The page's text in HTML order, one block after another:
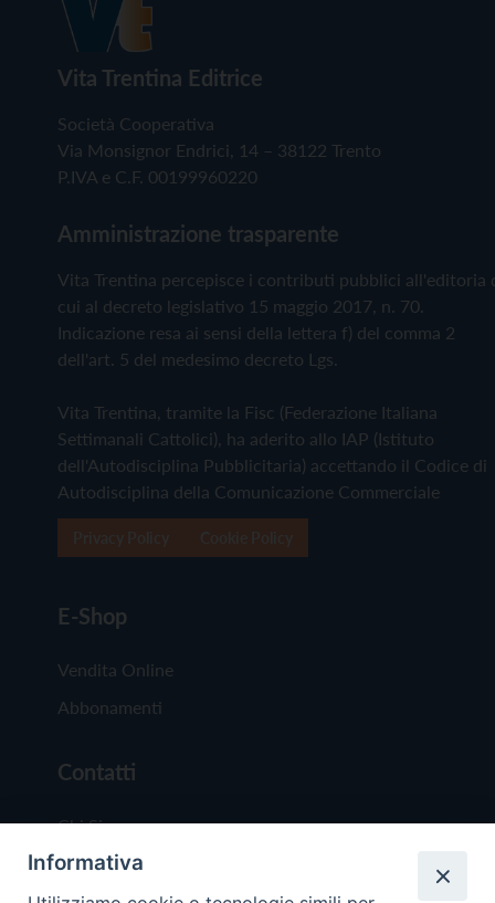
Vita Trentina Editrice
Società Cooperativa
Via Monsignor Endrici, 14 – 38122 Trento
P.IVA e C.F. 00199960220
Amministrazione trasparente
Vita Trentina percepisce i contributi pubblici all'editoria
cui al decreto legislativo 15 maggio 2017, n. 70.
Indicazione resa ai sensi della lettera f) del comma 2
dell'art. 5 del medesimo decreto Lgs.
Vita Trentina, tramite la Fisc (Federazione Italiana
Settimanali Cattolici), ha aderito allo IAP (Istituto
dell'Autodisciplina Pubblicitaria) accettando il Codice di
Autodisciplina della Comunicazione Commerciale
E-Shop
Vendita Online
Abbonamenti
Contatti
Chi Siamo
Redazione
Informativa